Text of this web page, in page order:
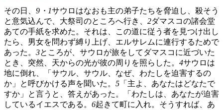
その日、 9・1サウロはなおも主の弟子たちを脅迫し、殺そう
と意気込んで、大祭司のところへ行き、 2ダマスコの諸会堂
あての手紙を求めた。それは、この道に従う者を見つけ出し
たら、男女を問わず縛り上げ、エルサレムに連行するためで
あった。 3ところが、サウロが旅をしてダマスコに近づいた
とき、突然、天からの光が彼の周りを照らした。 4サウロは
地に倒れ、「サウル、サウル、なぜ、わたしを迫害するの
か」と呼びかける声を聞いた。 5 「主よ、あなたはどなたで
すか」と言うと、答えがあった。「わたしは、あなたが迫害
しているイエスである。 6起きて町に入れ。そうすれば、あ